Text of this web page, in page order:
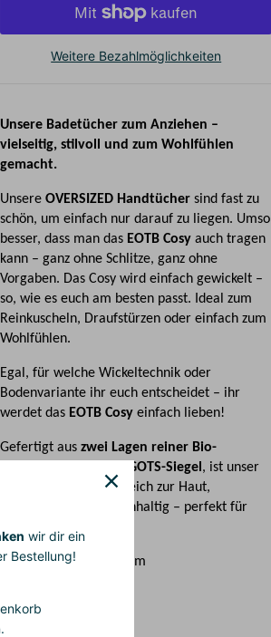
Weitere Bezahlmöglichkeiten
Unsere Badetücher zum Anziehen –
vielseitig, stilvoll und zum Wohlfühlen
gemacht.
Unsere OVERSIZED Handtücher sind fast zu
schön, um einfach nur darauf zu liegen. Umso
besser, dass man das EOTB Cosy auch tragen
kann – ganz ohne Schlitze, ganz ohne
Vorgaben. Das Cosy wird einfach gewickelt –
so, wie es euch am besten passt. Ideal zum
Reinkuscheln, Draufstürzen oder einfach zum
Wohlfühlen.
Egal, für welche Wickeltechnik oder
Bodenvariante ihr euch entscheidet – ihr
werdet das EOTB Cosy einfach lieben!
Gefertigt aus zwei Lagen reiner Bio-
Baumwolle mit dem GOTS-Siegel , ist unser
Material besonders weich zur Haut,
atmungsaktiv und nachhaltig – perfekt für
Größe:225 cm x 130 cm
wir dir ein
Bestellung!